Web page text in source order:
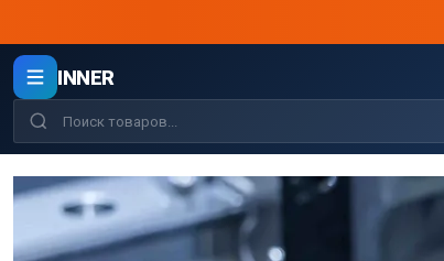
INNER